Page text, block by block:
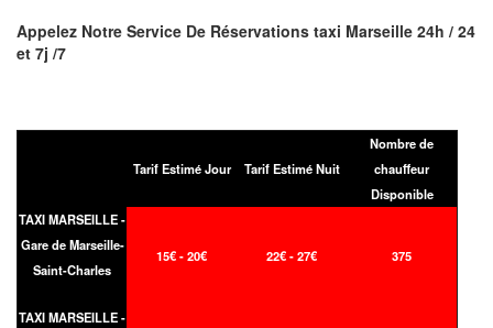
Appelez Notre Service De Réservations taxi Marseille 24h / 24
et 7j /7
Tarif Estimé Jour Tarif Estimé Nuit
Nombre de
chauffeur
Disponible
TAXI MARSEILLE -
Gare de Marseille-
Saint-Charles
15€ - 20€ 22€ - 27€ 375
TAXI MARSEILLE -